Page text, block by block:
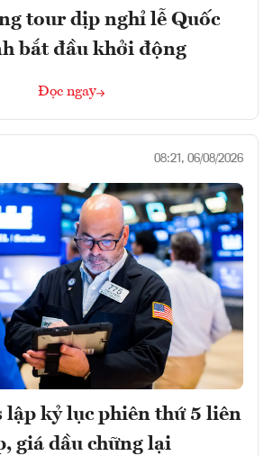
tour dịp nghỉ lễ Quốc
bắt đầu khởi động
Đọc ngay
08:21, 06/08/2026
lập kỷ lục phiên thứ 5 liên
giá dầu chững lại